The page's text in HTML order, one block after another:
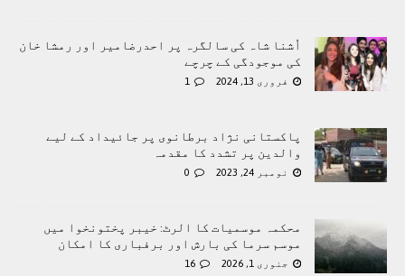
اُشنا شاہ کی سالگرہ پر احدرضامیر اور رمشا خان
کی موجودگی کے چرچے
فروری 13, 2024 1
پاکستانی نژاد برطانوی پر جائیداد کے لیے
والدین پر تشدد کا مقدمہ
نومبر 24, 2023 0
محکمہ موسمیات کا الرٹ: خیبر پختونخوا میں
موسم سرما کی بارش اور برفباری کا امکان
جنوری 1, 2026 16